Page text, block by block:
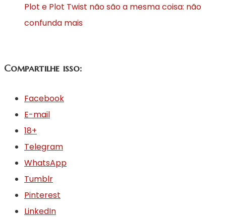
Plot e Plot Twist não são a mesma coisa: não
confunda mais
Compartilhe isso:
Facebook
E-mail
18+
Telegram
WhatsApp
Tumblr
Pinterest
LinkedIn